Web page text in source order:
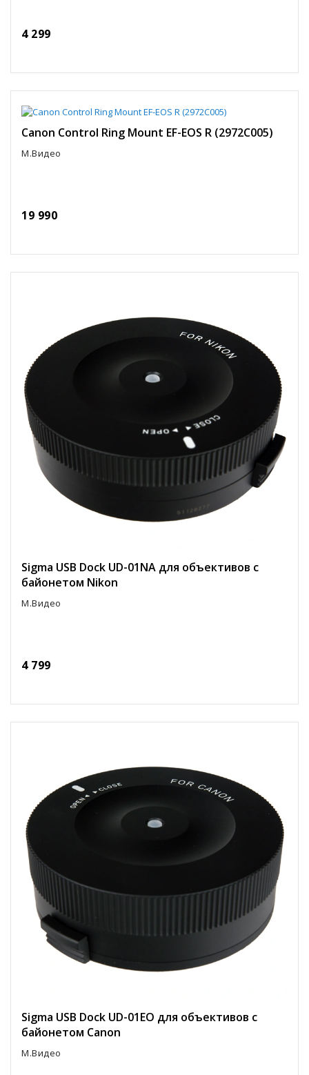
4 299
Canon Control Ring Mount EF-EOS R (2972C005)
М.Видео
19 990
Sigma USB Dock UD-01NA для объективов с
байонетом Nikon
М.Видео
4 799
Sigma USB Dock UD-01EO для объективов с
байонетом Canon
М.Видео